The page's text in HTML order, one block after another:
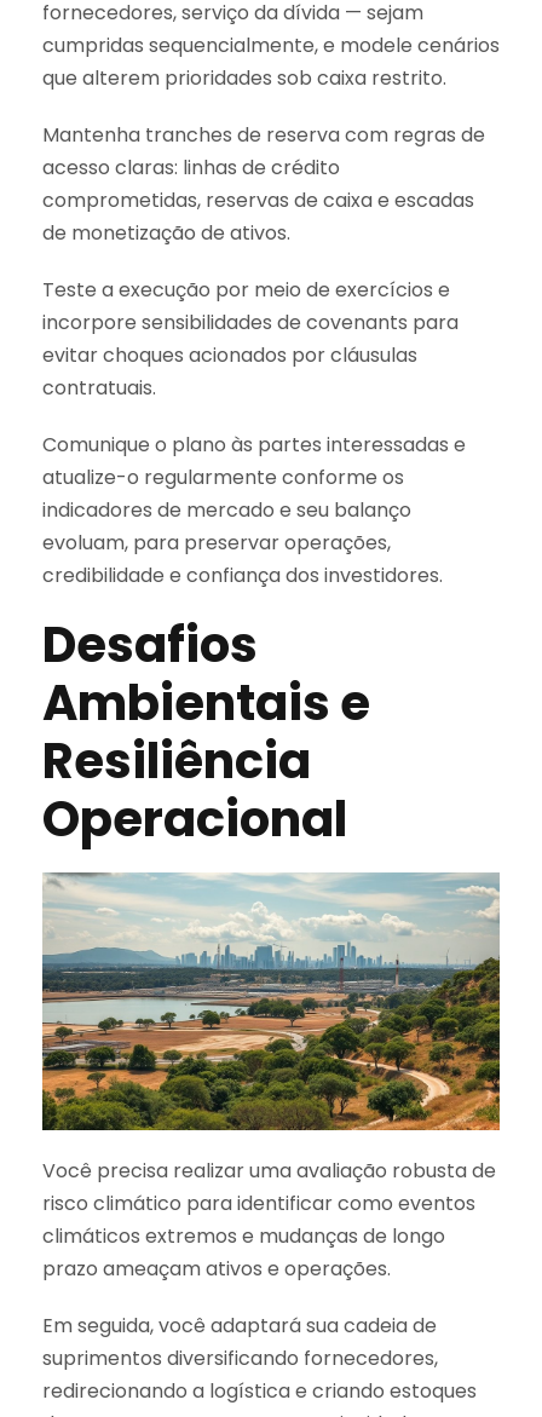
fornecedores, serviço da dívida — sejam
cumpridas sequencialmente, e modele cenários
que alterem prioridades sob caixa restrito.
Mantenha tranches de reserva com regras de
acesso claras: linhas de crédito
comprometidas, reservas de caixa e escadas
de monetização de ativos.
Teste a execução por meio de exercícios e
incorpore sensibilidades de covenants para
evitar choques acionados por cláusulas
contratuais.
Comunique o plano às partes interessadas e
atualize-o regularmente conforme os
indicadores de mercado e seu balanço
evoluam, para preservar operações,
credibilidade e confiança dos investidores.
Desafios
Ambientais e
Resiliência
Operacional
Você precisa realizar uma avaliação robusta de
risco climático para identificar como eventos
climáticos extremos e mudanças de longo
prazo ameaçam ativos e operações.
Em seguida, você adaptará sua cadeia de
suprimentos diversificando fornecedores,
redirecionando a logística e criando estoques